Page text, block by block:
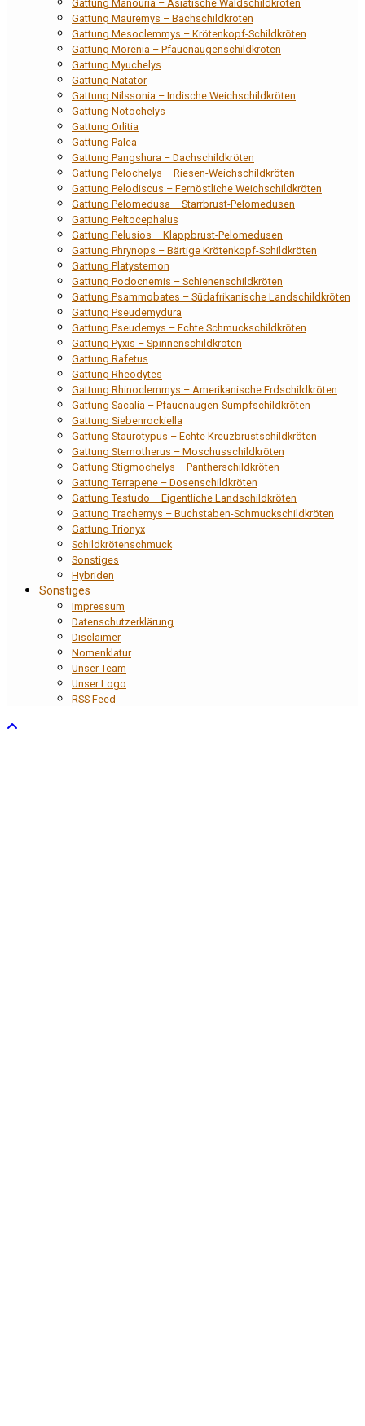
Gattung Manouria – Asiatische Waldschildkröten
Gattung Mauremys – Bachschildkröten
Gattung Mesoclemmys – Krötenkopf-Schildkröten
Gattung Morenia – Pfauenaugenschildkröten
Gattung Myuchelys
Gattung Natator
Gattung Nilssonia – Indische Weichschildkröten
Gattung Notochelys
Gattung Orlitia
Gattung Palea
Gattung Pangshura – Dachschildkröten
Gattung Pelochelys – Riesen-Weichschildkröten
Gattung Pelodiscus – Fernöstliche Weichschildkröten
Gattung Pelomedusa – Starrbrust-Pelomedusen
Gattung Peltocephalus
Gattung Pelusios – Klappbrust-Pelomedusen
Gattung Phrynops – Bärtige Krötenkopf-Schildkröten
Gattung Platysternon
Gattung Podocnemis – Schienenschildkröten
Gattung Psammobates – Südafrikanische Landschildkröten
Gattung Pseudemydura
Gattung Pseudemys – Echte Schmuckschildkröten
Gattung Pyxis – Spinnenschildkröten
Gattung Rafetus
Gattung Rheodytes
Gattung Rhinoclemmys – Amerikanische Erdschildkröten
Gattung Sacalia – Pfauenaugen-Sumpfschildkröten
Gattung Siebenrockiella
Gattung Staurotypus – Echte Kreuzbrustschildkröten
Gattung Sternotherus – Moschusschildkröten
Gattung Stigmochelys – Pantherschildkröten
Gattung Terrapene – Dosenschildkröten
Gattung Testudo – Eigentliche Landschildkröten
Gattung Trachemys – Buchstaben-Schmuckschildkröten
Gattung Trionyx
Schildkrötenschmuck
Sonstiges
Hybriden
Sonstiges
Impressum
Datenschutzerklärung
Disclaimer
Nomenklatur
Unser Team
Unser Logo
RSS Feed